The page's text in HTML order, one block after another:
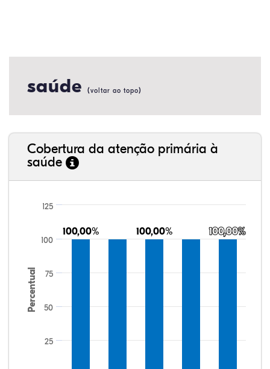
saúde (voltar ao topo)
Cobertura da atenção primária à
saúde
Percentual
100,00%
100,00% 100,00%
100,00% 100,00%
100,00%
25
50
75
100
125